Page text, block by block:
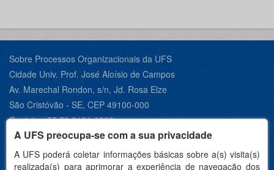
A UFS preocupa-se com a sua privacidade
A UFS poderá coletar informações básicas sobre a(s) visita(s)
realizada(s) para aprimorar a experiência de navegação dos
Sobre Processos Organizacionais da UFS
Cidade Univ. Prof. José Aloísio de Campos
Av. Marechal Rondon, s/n, Jd. Rosa Elze
São Cristóvão - SE, CEP 49100-000
Contato +55 79 3194-6600
Desenvolvido por: